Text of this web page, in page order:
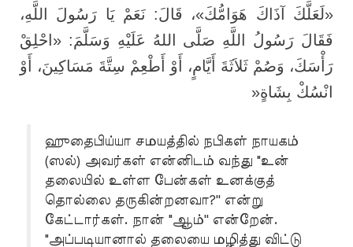
«لَعَلَّكَ آذَاكَ هَوَامُّكَ»، قَالَ: نَعَمْ يَا رَسُولَ اللَّهِ،
فَقَالَ رَسُولُ اللَّهِ صَلَّى اللهُ عَلَيْهِ وَسَلَّمَ: «احْلِقْ
رَأْسَكَ، وَصُمْ ثَلاَثَةَ أَيَّامٍ، أَوْ أَطْعِمْ سِتَّةَ مَسَاكِينَ، أَوْ
انْسُكْ بِشَاةٍ»
ஹுதைபிய்யா சமயத்தில் நபிகள் நாயகம்
(ஸல்) அவர்கள் என்னிடம் வந்து "உன்
தலையில் உள்ள பேன்கள் உனக்குத்
தொல்லை தருகின்றனவா?'' என்று
கேட்டார்கள். நான் "ஆம்'' என்றேன்.
"அப்படியானால் தலையை மழித்து விட்டு